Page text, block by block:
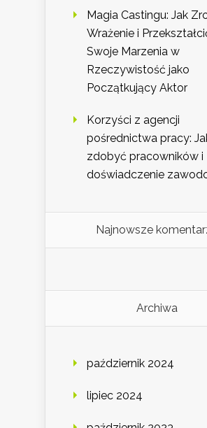
Magia Castingu: Jak
Wrażenie i
Swoje Marzenia w
Rzeczywistość jako
Początkujący Aktor
Korzyści z agencji
pośrednictwa pracy:
zdobyć pracowników i
doświadczenie
Najnowsze
Archiwa
październik 2024
lipiec 2024